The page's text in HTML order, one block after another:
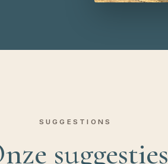
SUGGESTIONS
suggesties